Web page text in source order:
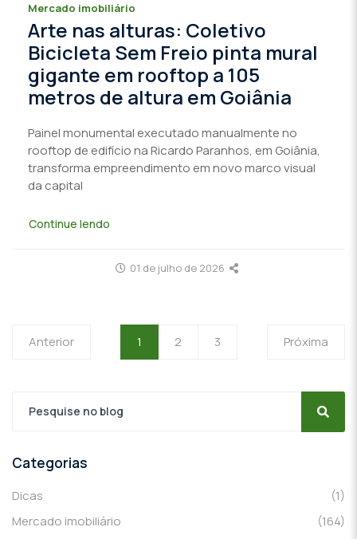
Mercado imobiliário
Arte nas alturas: Coletivo
Bicicleta Sem Freio pinta mural
gigante em rooftop a 105
metros de altura em Goiânia
Painel monumental executado manualmente no
rooftop de edifício na Ricardo Paranhos, em Goiânia,
transforma empreendimento em novo marco visual
da capital
Continue lendo
01 de julho de 2026
Anterior 1 2 3 Próxima
Categorias
Dicas
(1)
Mercado imobiliário
(164)